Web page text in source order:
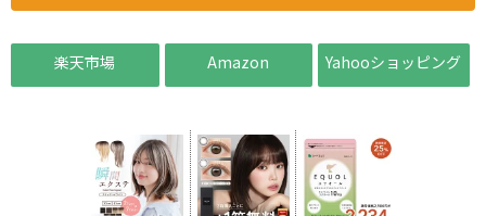
楽天市場 Amazon Yahooショッピング